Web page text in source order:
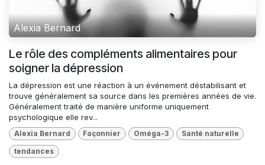
Alexia Bernard
Le rôle des compléments alimentaires pour
soigner la dépression
La dépression est une réaction à un événement déstabilisant et
trouve généralement sa source dans les premières années de vie.
Généralement traité de manière uniforme uniquement
psychologique elle rev...
Alexia Bernard Façonnier Oméga-3 Santé naturelle
tendances